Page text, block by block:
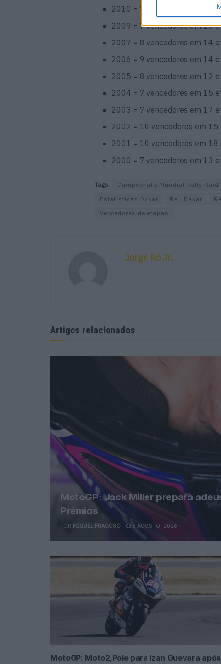
2010 = 7 vencedores em 14
2009 = 7 vencedores em 13
2007 = 8 vencedores em 14
2006 = 9 vencedores em 14
2005 = 8 vencedores em 12
2004 = 7 vencedores em 15
2003 = 7 vencedores em 17
2002 = 10 vencedores em 15
2001 = 10 vencedores em 18
2000 = 7 vencedores em 13
Tags: Campeonato Mundial Rally Raid
Estatísticas Dakar
Rali Dakar
Vencedores de etapas
Jorge Ró Jr.
Artigos relacionados
MotoGP: Jack Miller prepara
Prémios
POR MIGUEL FRAGOSO 8 AGOSTO, 2026
MotoGP: Moto2,Pole para Izan Guevara após